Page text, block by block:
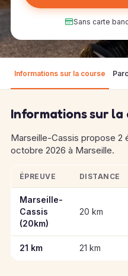
Sans carte
Informations sur la course
Informations sur la
Marseille-Cassis propose 2
octobre 2026 à Marseille.
Informations clés des
ÉPREUVE DISTANCE
Marseille-
Cassis
(20km)
20 km
21 km 21 km